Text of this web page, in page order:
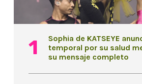
Sophia de KATSEYE
temporal por su salud
su mensaje completo